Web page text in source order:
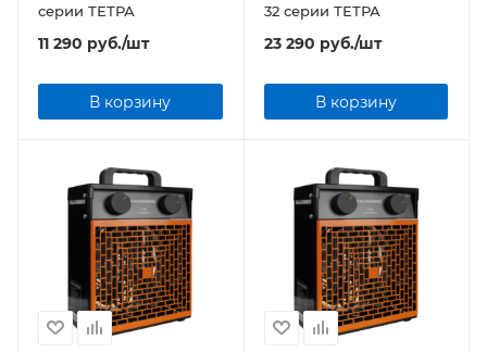
серии ТЕТРА
11 290 руб./шт
В корзину
32 серии ТЕТРА
23 290 руб./шт
В корзину